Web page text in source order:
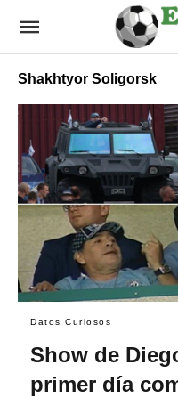
Shakhtyor Soligorsk
Datos Curiosos
Show de
primer día